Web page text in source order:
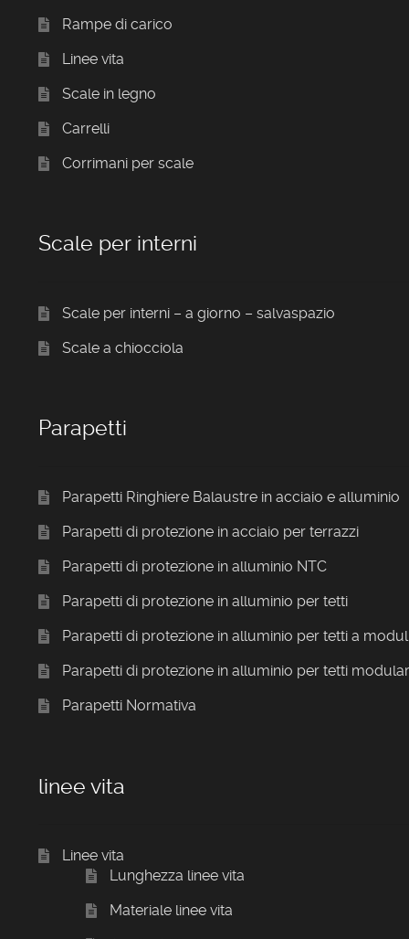
Rampe di carico
Linee vita
Scale in legno
Carrelli
Corrimani per scale
Scale per interni
Scale per interni – a giorno – salvaspazio
Scale a chiocciola
Parapetti
Parapetti Ringhiere Balaustre in acciaio e alluminio
Parapetti di protezione in acciaio per terrazzi
Parapetti di protezione in alluminio NTC
Parapetti di protezione in alluminio per tetti
Parapetti di protezione in alluminio per tetti a
Parapetti di protezione in alluminio per tetti
Parapetti Normativa
linee vita
Linee vita
Lunghezza linee vita
Materiale linee vita